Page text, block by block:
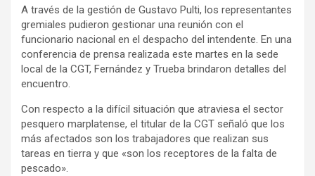
A través de la gestión de Gustavo Pulti, los representantes
gremiales pudieron gestionar una reunión con el
funcionario nacional en el despacho del intendente. En una
conferencia de prensa realizada este martes en la sede
local de la CGT, Fernández y Trueba brindaron detalles del
encuentro.
Con respecto a la difícil situación que atraviesa el sector
pesquero marplatense, el titular de la CGT señaló que los
más afectados son los trabajadores que realizan sus
tareas en tierra y que «son los receptores de la falta de
pescado».